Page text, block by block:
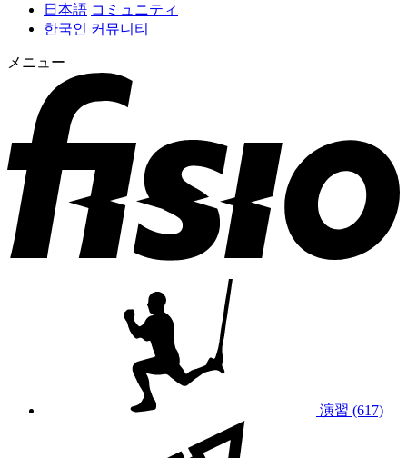
日本語 コミュニティ
한국인 커뮤니티
メニュー
演習 (617)